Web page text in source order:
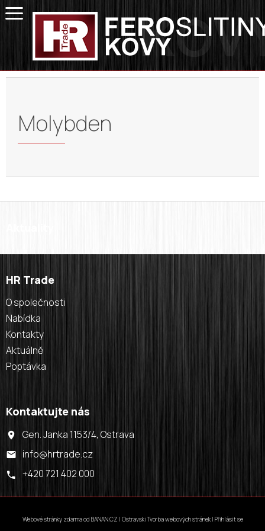
Molybden
HR Trade
O společnosti
Nabídka
Kontakty
Aktuálně
Poptávka
Kontaktujte nás
Gen. Janka 1153/4, Ostrava
info@hrtrade.cz
+420 721 402 000
Webové stránky zdarmaod BANAN.CZ | Ostravski Tvorba webových stránek | Přihlásit se